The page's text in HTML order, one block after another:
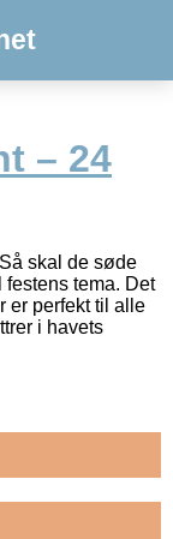
– 24
skal de søde
festens tema. Det
er perfekt til alle
i havets